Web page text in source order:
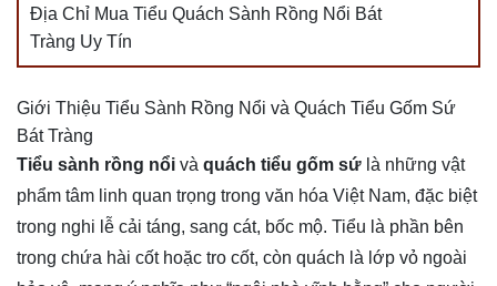
Địa Chỉ Mua Tiểu Quách Sành Rồng Nổi Bát
Tràng Uy Tín
Giới Thiệu Tiểu Sành Rồng Nổi và Quách Tiểu Gốm Sứ
Bát Tràng
Tiểu sành rồng nổi và quách tiểu gốm sứ là những vật
phẩm tâm linh quan trọng trong văn hóa Việt Nam, đặc biệt
trong nghi lễ cải táng, sang cát, bốc mộ. Tiểu là phần bên
trong chứa hài cốt hoặc tro cốt, còn quách là lớp vỏ ngoài